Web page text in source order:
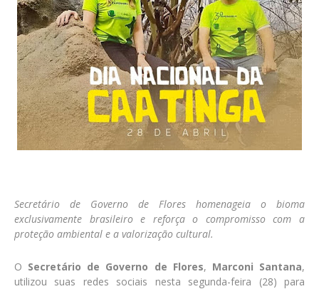
Secretário de Governo de Flores homenageia o bioma
exclusivamente brasileiro e reforça o compromisso com a
proteção ambiental e a valorização cultural.
O Secretário de Governo de Flores, Marconi Santana,
utilizou suas redes sociais nesta segunda-feira (28) para